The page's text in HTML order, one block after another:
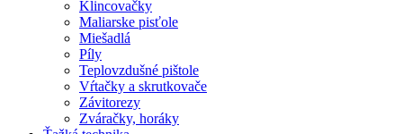
Klincovačky
Maliarske pisťole
Miešadlá
Píly
Teplovzdušné pištole
Vŕtačky a skrutkovače
Závitorezy
Zváračky, horáky